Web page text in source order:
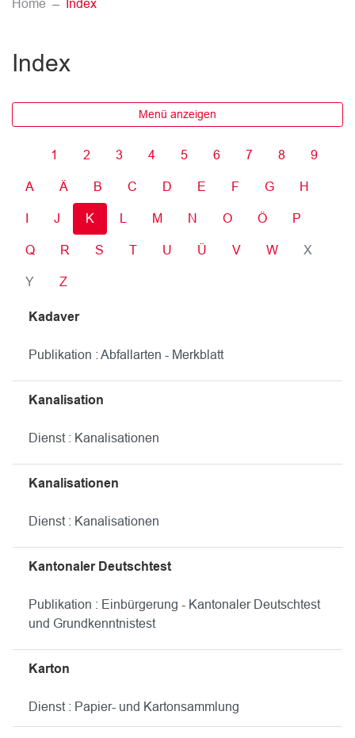
Home Index(ausgewählt)
Index
Menü anzeigen
1 2 3 4 5 6 7 8 9
A Ä B C D E F G H
J K M N O Ö P
Q R S T U Ü V W X
Y Z
Kadaver
Publikation : Abfallarten - Merkblatt
Kanalisation
Dienst : Kanalisationen
Kanalisationen
Dienst : Kanalisationen
Kantonaler Deutschtest
Publikation : Einbürgerung - Kantonaler Deutschtest
und Grundkenntnistest
Karton
Dienst : Papier- und Kartonsammlung